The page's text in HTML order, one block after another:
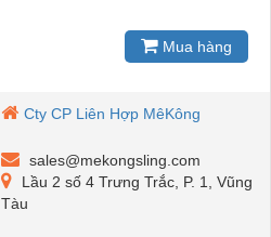
Mua hàng
Cty CP Liên Hợp MêKông
sales@mekongsling.com
Lầu 2 số 4 Trưng Trắc, P. 1, Vũng
Tàu